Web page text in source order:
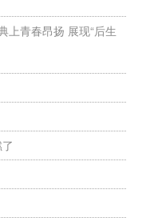
上青春昂扬 展现“后生